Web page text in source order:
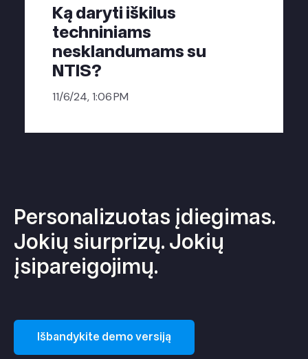
Ką daryti iškilus
techniniams
nesklandumams su
NTIS?
11/6/24, 1:06 PM
Personalizuotas įdiegimas.
Jokių siurprizų. Jokių
įsipareigojimų.
Išbandykite demo versiją